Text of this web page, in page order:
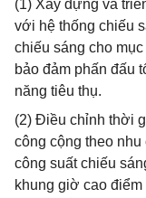
(1) Xây dựng và
với hệ thống chiếu
chiếu sáng cho
bảo đảm phấn đấu
năng tiêu thụ.
(2) Điều chỉnh thời
công cộng theo
công suất chiếu
khung giờ cao